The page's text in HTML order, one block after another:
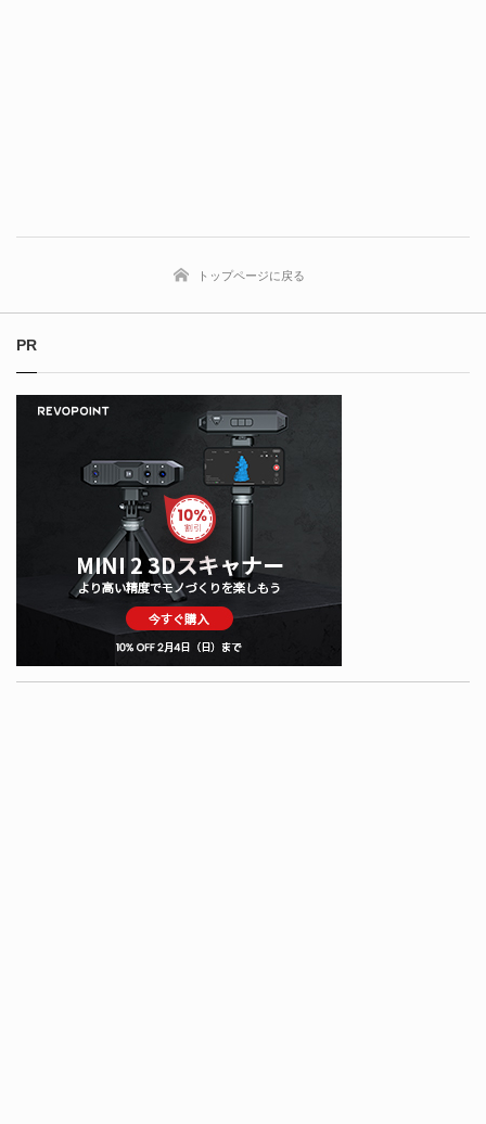
トップページに戻る
PR